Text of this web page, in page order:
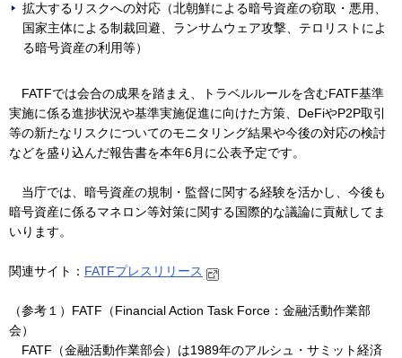
拡大するリスクへの対応（北朝鮮による暗号資産の窃取・悪用、
国家主体による制裁回避、ランサムウェア攻撃、テロリストによ
る暗号資産の利用等）
FATFでは会合の成果を踏まえ、トラベルルールを含むFATF基準
実施に係る進捗状況や基準実施促進に向けた方策、DeFiやP2P取引
等の新たなリスクについてのモニタリング結果や今後の対応の検討
などを盛り込んだ報告書を本年6月に公表予定です。
当庁では、暗号資産の規制・監督に関する経験を活かし、今後も
暗号資産に係るマネロン等対策に関する国際的な議論に貢献してま
いります。
関連サイト： FATFプレスリリース
（参考１）FATF（Financial Action Task Force：金融活動作業部
会）
FATF（金融活動作業部会）は1989年のアルシュ・サミット経済